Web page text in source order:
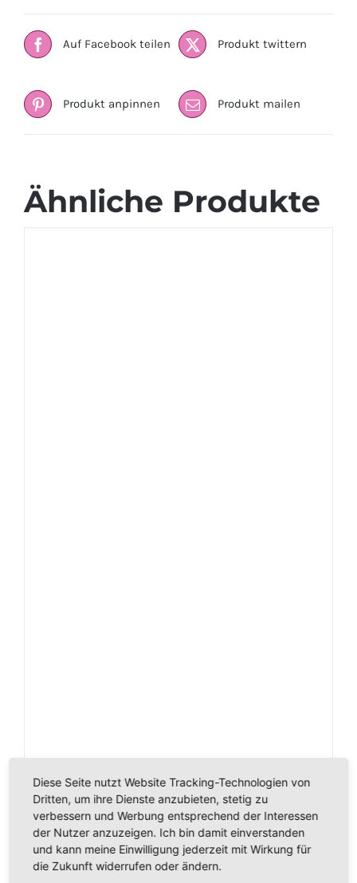
Auf Facebook teilen Produkt twittern
Produkt anpinnen Produkt mailen
Ähnliche Produkte
Ha-Ra Boden-Faser weiß lang.
€31,90 inkl. MwSt.
Diese Seite nutzt Website Tracking-Technologien von
Dritten, um ihre Dienste anzubieten, stetig zu
verbessern und Werbung entsprechend der Interessen
der Nutzer anzuzeigen. Ich bin damit einverstanden
und kann meine Einwilligung jederzeit mit Wirkung für
die Zukunft widerrufen oder ändern.